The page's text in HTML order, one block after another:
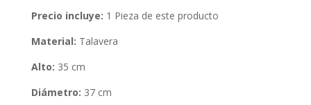
Precio incluye: 1 Pieza de este producto
Material: Talavera
Alto: 35 cm
Diámetro: 37 cm